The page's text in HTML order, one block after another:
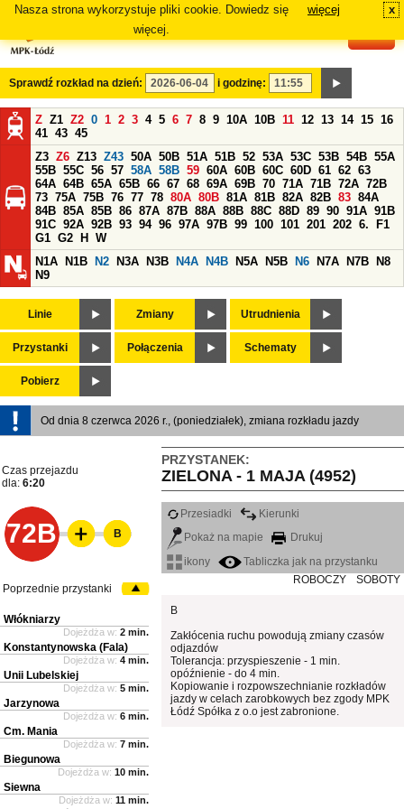
Nasza strona wykorzystuje pliki cookie. Dowiedz się
więcej.
więcej x
Sprawdź rozkład na dzień: i godzinę:
Z Z1 Z2 0 1 2 3 4 5 6 7 8 9 10A 10B 11 12 13 14 15 16
41 43 45
Z3 Z6 Z13 Z43 50A 50B 51A 51B 52 53A 53C 53B 54B 55A
55B 55C 56 57 58A 58B 59 60A 60B 60C 60D 61 62 63
64A 64B 65A 65B 66 67 68 69A 69B 70 71A 71B 72A 72B
73 75A 75B 76 77 78 80A 80B 81A 81B 82A 82B 83 84A
84B 85A 85B 86 87A 87B 88A 88B 88C 88D 89 90 91A 91B
91C 92A 92B 93 94 96 97A 97B 99 100 101 201 202 6.
F1
G1 G2 H
W
N1A
N1B N2 N3A N3B N4A N4B N5A N5B N6 N7A N7B
N8
N9
Linie Zmiany Utrudnienia
Przystanki Połączenia Schematy
Pobierz
Od dnia 8 czerwca 2026 r., (poniedziałek), zmiana rozkładu jazdy
PRZYSTANEK:
ZIELONA - 1 MAJA (4952)
Czas przejazdu
dla: 6:20
72B
Przesiadki
Kierunki
Pokaż na mapie
Drukuj
ikony
Tabliczka jak na przystanku
ROBOCZY
SOBOTY
B
Zakłócenia ruchu powodują zmiany czasów
odjazdów
Tolerancja: przyspieszenie - 1 min.
opóźnienie - do 4 min.
Kopiowanie i rozpowszechnianie rozkładów
jazdy w celach zarobkowych bez zgody MPK
Łódź Spółka z o.o jest zabronione.
B
Poprzednie przystanki
Włókniarzy
Dojeżdża w: 2 min.
Konstantynowska (Fala)
Dojeżdża w: 4 min.
Unii Lubelskiej
Dojeżdża w: 5 min.
Jarzynowa
Dojeżdża w: 6 min.
Cm. Mania
Dojeżdża w: 7 min.
Biegunowa
Dojeżdża w: 10 min.
Siewna
Dojeżdża w: 11 min.